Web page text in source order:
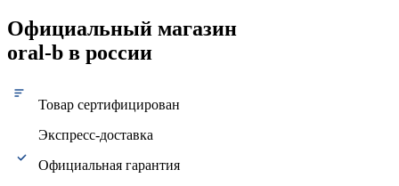
Официальный магазин
oral-b в россии
Товар сертифицирован
Экспресс-доставка
Официальная гарантия